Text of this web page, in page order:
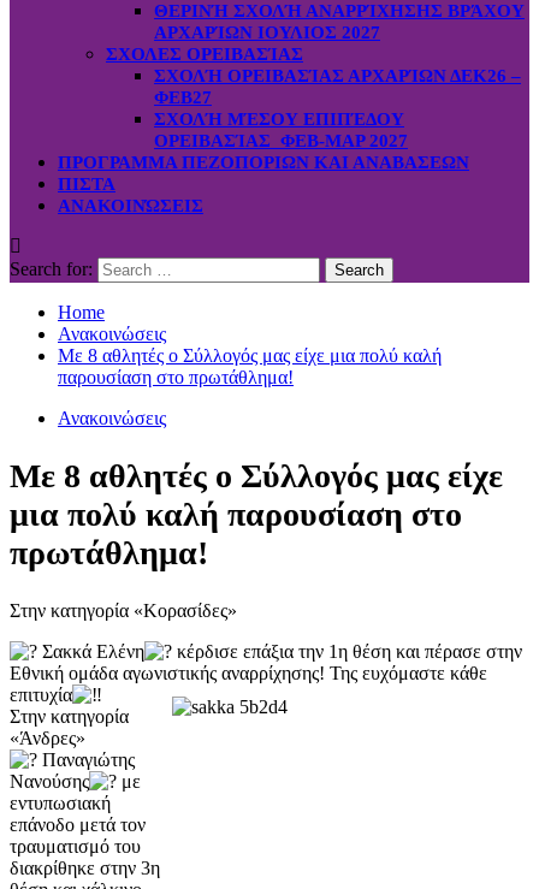
ΘΕΡΙΝΉ ΣΧΟΛΉ ΑΝΑΡΡΊΧΗΣΗΣ ΒΡΆΧΟΥ
ΑΡΧΑΡΊΩΝ ΙΟΥΛΙΟΣ 2027
ΣΧΟΛΕΣ ΟΡΕΙΒΑΣΊΑΣ
ΣΧΟΛΉ ΟΡΕΙΒΑΣΊΑΣ ΑΡΧΑΡΊΩΝ ΔΕΚ26 –
ΦΕΒ27
ΣΧΟΛΉ ΜΈΣΟΥ ΕΠΙΠΈΔΟΥ
ΟΡΕΙΒΑΣΊΑΣ ΦΕΒ-ΜΑΡ 2027
ΠΡΟΓΡΑΜΜΑ ΠΕΖΟΠΟΡΙΩΝ ΚΑΙ ΑΝΑΒΑΣΕΩΝ
ΠΙΣΤΑ
ΑΝΑΚΟΙΝΏΣΕΙΣ
Search for:
Home
Ανακοινώσεις
Με 8 αθλητές ο Σύλλογός μας είχε μια πολύ καλή
παρουσίαση στο πρωτάθλημα!
Ανακοινώσεις
Με 8 αθλητές ο Σύλλογός μας είχε
μια πολύ καλή παρουσίαση στο
πρωτάθλημα!
Στην κατηγορία «Κορασίδες»
Σακκά Ελένη
κέρδισε επάξια την 1η θέση και πέρασε στην
Εθνική ομάδα αγωνιστικής αναρρίχησης! Της ευχόμαστε κάθε
επιτυχία
Στην κατηγορία
«Άνδρες»
Παναγιώτης
Νανούσης
με
εντυπωσιακή
επάνοδο μετά τον
τραυματισμό του
διακρίθηκε στην 3η